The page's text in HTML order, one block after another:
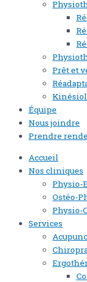
Prêt et
Équipe
Nous joindre
Prendre
Accueil
Nos cliniques
Physio-
Ostéo-
Physio-
Services